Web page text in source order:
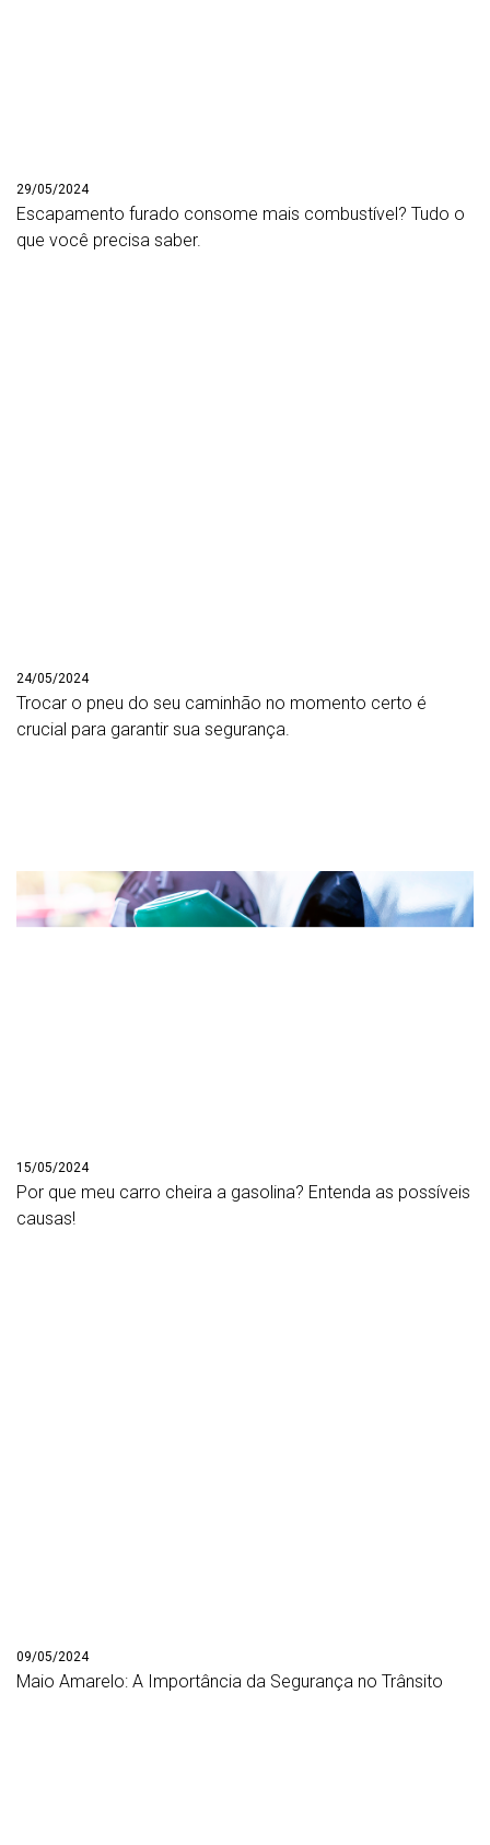
29/05/2024
Escapamento furado consome mais combustível? Tudo o
que você precisa saber.
24/05/2024
Trocar o pneu do seu caminhão no momento certo é
crucial para garantir sua segurança.
15/05/2024
Por que meu carro cheira a gasolina? Entenda as possíveis
causas!
09/05/2024
Maio Amarelo: A Importância da Segurança no Trânsito